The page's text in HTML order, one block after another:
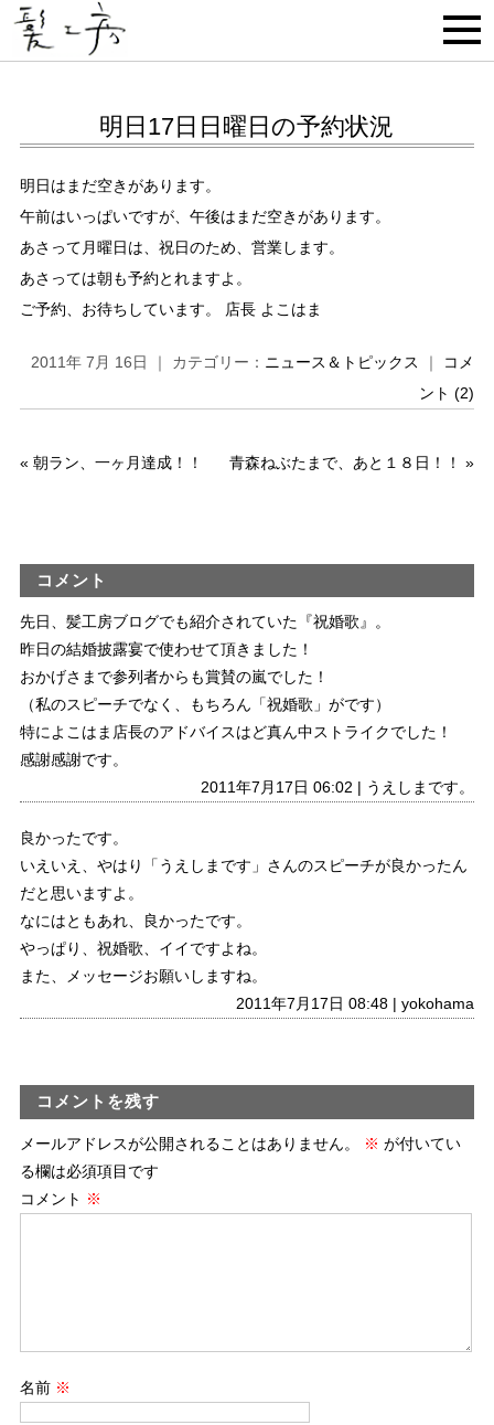
明日17日日曜日の予約状況
明日はまだ空きがあります。
午前はいっぱいですが、午後はまだ空きがあります。
あさって月曜日は、祝日のため、営業します。
あさっては朝も予約とれますよ。
ご予約、お待ちしています。 店長 よこはま
2011年 7月 16日 ｜ カテゴリー： ニュース＆トピックス ｜
コメ
ント (2)
« 朝ラン、一ヶ月達成！！ 青森ねぶたまで、あと１８日！！ »
コメント
先日、髪工房ブログでも紹介されていた『祝婚歌』。
昨日の結婚披露宴で使わせて頂きました！
おかげさまで参列者からも賞賛の嵐でした！
（私のスピーチでなく、もちろん「祝婚歌」がです）
特によこはま店長のアドバイスはど真ん中ストライクでした！
感謝感謝です。
2011年7月17日 06:02 | うえしまです。
良かったです。
いえいえ、やはり「うえしまです」さんのスピーチが良かったん
だと思いますよ。
なにはともあれ、良かったです。
やっぱり、祝婚歌、イイですよね。
また、メッセージお願いしますね。
2011年7月17日 08:48 | yokohama
コメントを残す
メールアドレスが公開されることはありません。 ※ が付いてい
る欄は必須項目です
コメント ※
名前 ※